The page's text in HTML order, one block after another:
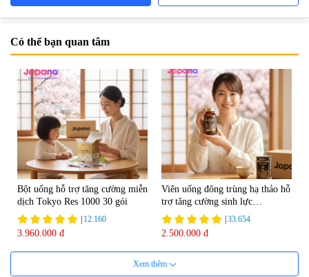
Có thể bạn quan tâm
Bột uống hỗ trợ tăng cường miễn
dịch Tokyo Res 1000 30 gói
12.160
3.960.000 đ
Viên uống đông trùng hạ thảo hỗ
trợ tăng cường sinh lực
Tohchukasou Premium Yo
Group 180 viên - Date 08/2027
33.654
2.500.000 đ
Xem thêm